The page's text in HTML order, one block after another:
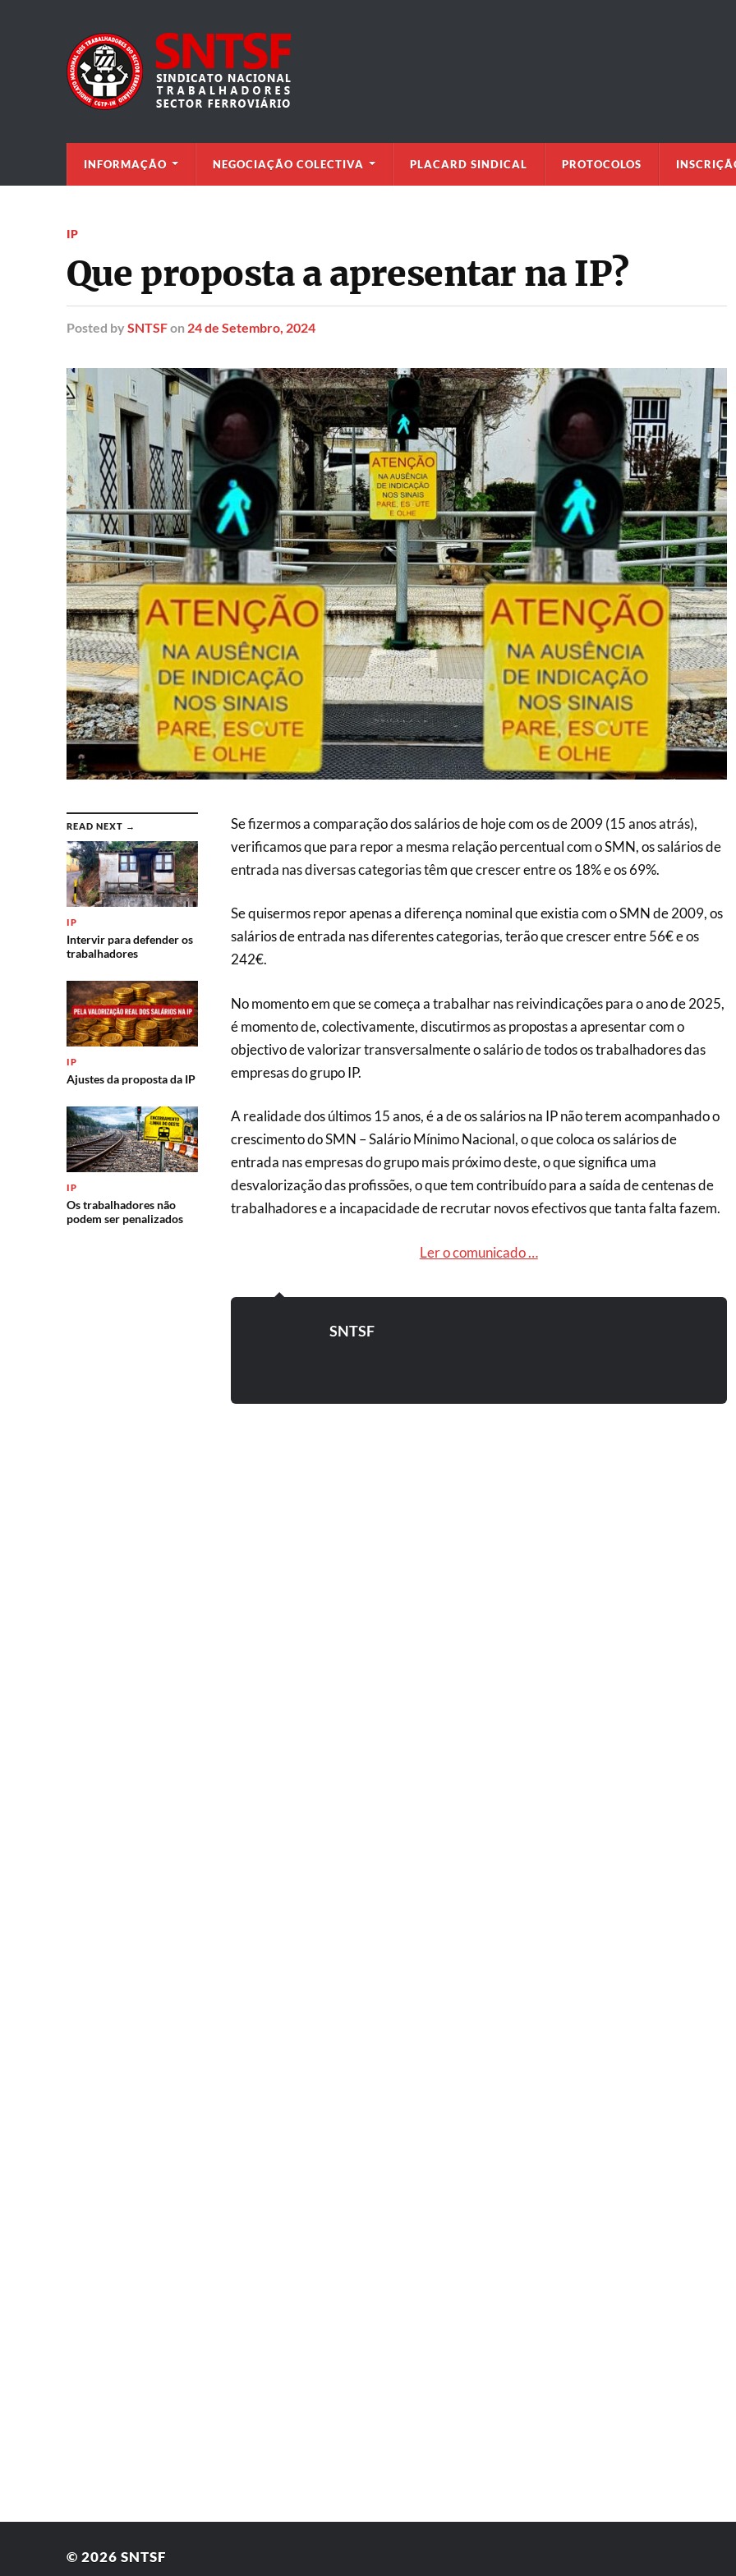
INFORMAÇÃO NEGOCIAÇÃO COLECTIVA PLACARD SINDICAL PROTOCOLOS
IP
Que proposta a apresentar na IP?
Posted by SNTSFon 24 de Setembro, 2024
READ NEXT →
IP
Intervir para defender os
trabalhadores
IP
Ajustes da proposta da IP
IP
Os trabalhadores não
podem ser penalizados
Se fizermos a comparação dos salários de hoje com os de 2009 (15 anos atrás),
verificamos que para repor a mesma relação percentual com o SMN, os salários de
entrada nas diversas categorias têm que crescer entre os 18% e os 69%.
Se quisermos repor apenas a diferença nominal que existia com o SMN de 2009, os
salários de entrada nas diferentes categorias, terão que crescer entre 56€ e os
242€.
No momento em que se começa a trabalhar nas reivindicações para o ano de 2025,
é momento de, colectivamente, discutirmos as propostas a apresentar com o
objectivo de valorizar transversalmente o salário de todos os trabalhadores das
empresas do grupo IP.
A realidade dos últimos 15 anos, é a de os salários na IP não terem acompanhado o
crescimento do SMN – Salário Mínimo Nacional, o que coloca os salários de
entrada nas empresas do grupo mais próximo deste, o que significa uma
desvalorização das profissões, o que tem contribuído para a saída de centenas de
trabalhadores e a incapacidade de recrutar novos efectivos que tanta falta fazem.
Ler o comunicado …
SNTSF
© 2026 SNTSF